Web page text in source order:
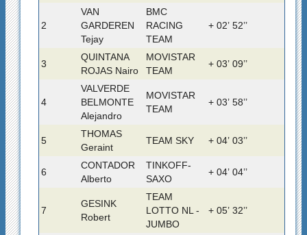
2
VAN
GARDEREN
Tejay
BMC
RACING
TEAM
+ 02’ 52’’
3
QUINTANA
ROJAS Nairo
MOVISTAR
TEAM
+ 03’ 09’’
4
VALVERDE
BELMONTE
Alejandro
MOVISTAR
TEAM
+ 03’ 58’’
5
THOMAS
Geraint
TEAM SKY + 04’ 03’’
6
CONTADOR
Alberto
TINKOFF-
SAXO
+ 04’ 04’’
7
GESINK
Robert
TEAM
LOTTO NL -
JUMBO
+ 05’ 32’’